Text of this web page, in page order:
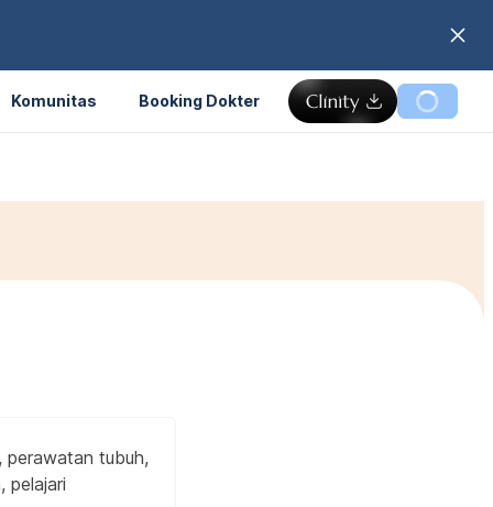
Komunitas Booking Dokter
perawatan tubuh,
pelajari